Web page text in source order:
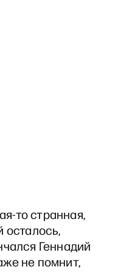
то странная,
осталось,
Геннадий
не помнит,